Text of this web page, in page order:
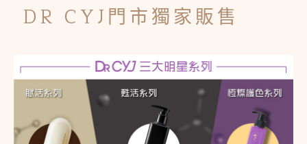
DR CYJ門市獨家販售